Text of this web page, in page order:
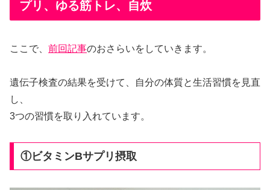
プリ、ゆる筋トレ、自炊
ここで、 前回記事のおさらいをしていきます。
遺伝子検査の結果を受けて、自分の体質と生活習慣を見直
し、
3つの習慣を取り入れています。
①ビタミンBサプリ摂取